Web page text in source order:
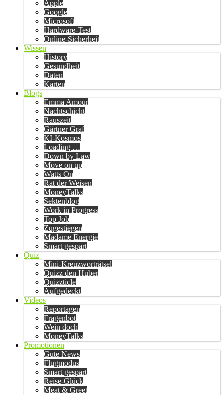
Apple
Google
Microsoft
Hardware-Test
Online-Sicherheit
Wissen
History
Gesundheit
Daten
Karten
Blogs
Emma Amour
Nachtschicht
Rauszeit
Gärtner Graf
KI-Kosmos
Loading …
Down by Law
Move on up
Watts On
Rat der Weisen
MoneyTalks
Sektenblog
Work in Progress
Top Job
Zugestiegen
Madame Energie
Smart gespart
Quiz
Mini-Kreuzworträtsel
Quizz den Huber
Quizzticle
Aufgedeckt
Videos
Reportagen
Fragenbot
Wein doch
MoneyTalks
Promotionen
Gute News
Flugmodus
Smart gespart
Reise-Glück
Meat & Greet